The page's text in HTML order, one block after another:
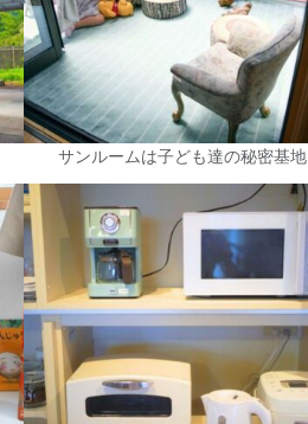
サンルームは子ども達の秘密基地